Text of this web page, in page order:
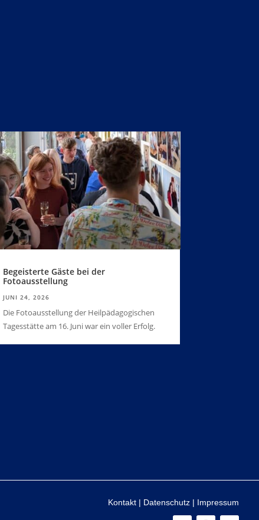
Begeisterte Gäste bei der
Fotoausstellung
JUNI 24, 2026
Die Fotoausstellung der Heilpädagogischen
Tagesstätte am 16. Juni war ein voller Erfolg.
Kontakt | Datenschutz | Impressum